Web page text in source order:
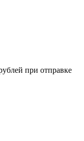
при отправке